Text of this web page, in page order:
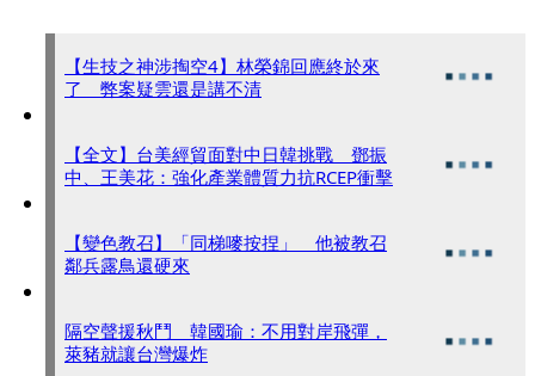
【生技之神涉掏空4】林榮錦回應終於來
了 弊案疑雲還是講不清
【全文】台美經貿面對中日韓挑戰 鄧振
中、王美花：強化產業體質力抗RCEP衝擊
【變色教召】「同梯嘜按捏」 他被教召
鄰兵露鳥還硬來
隔空聲援秋鬥 韓國瑜：不用對岸飛彈，
萊豬就讓台灣爆炸